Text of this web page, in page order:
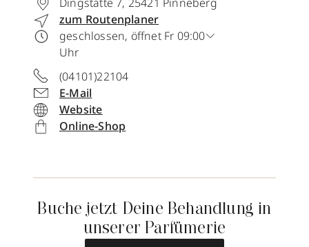
zum Routenplaner
geschlossen, öffnet Fr 09:00
Uhr
(04101)22104
E-Mail
Website
Online-Shop
Buche jetzt Deine Behandlung in
unserer Parfümerie